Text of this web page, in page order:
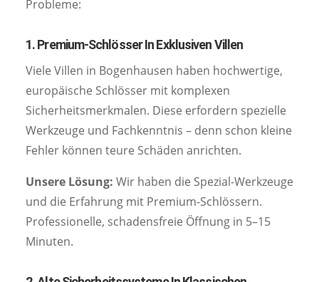
Probleme:
1. Premium-Schlösser In Exklusiven Villen
Viele Villen in Bogenhausen haben hochwertige,
europäische Schlösser mit komplexen
Sicherheitsmerkmalen. Diese erfordern spezielle
Werkzeuge und Fachkenntnis – denn schon kleine
Fehler können teure Schäden anrichten.
Unsere Lösung: Wir haben die Spezial-Werkzeuge
und die Erfahrung mit Premium-Schlössern.
Professionelle, schadensfreie Öffnung in 5–15
Minuten.